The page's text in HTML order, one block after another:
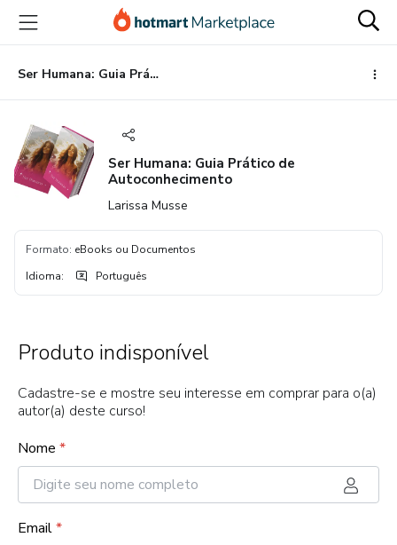
para
conteúdo
principal
para
pagamento
para
rodapé
Ser Humana: Guia Prático de Autoconhecimento
Ser Humana: Guia Prático de
Autoconhecimento
Larissa Musse
Formato: eBooks ou Documentos
Idioma: Português
Produto indisponível
Cadastre-se e mostre seu interesse em comprar para o(a)
autor(a) deste curso!
Nome *
Email*